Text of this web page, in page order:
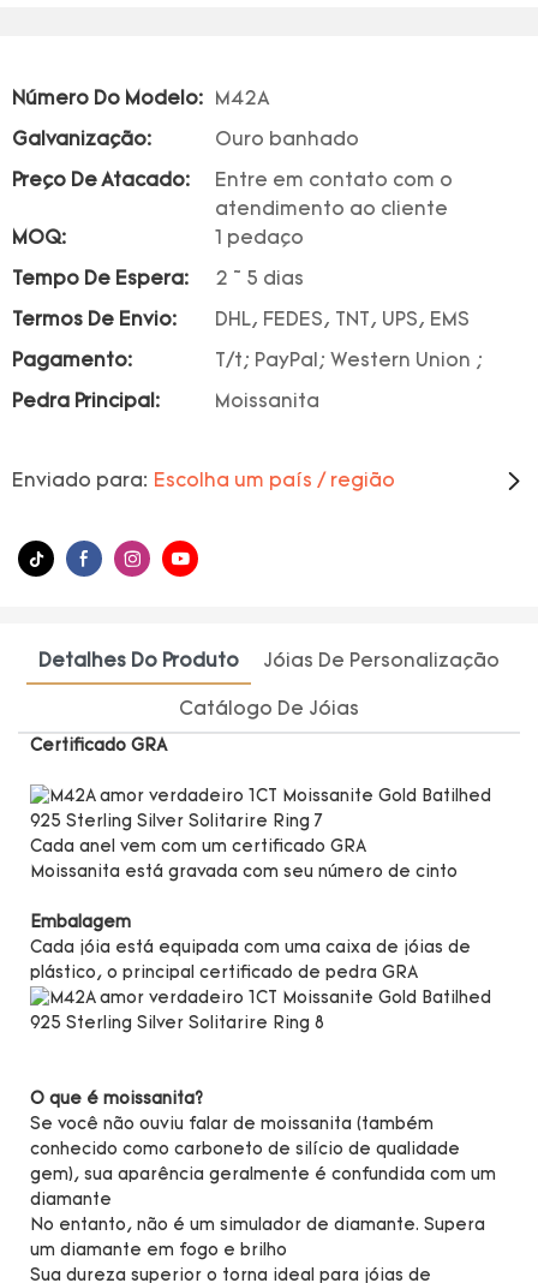
Número Do Modelo: M42A
Galvanização: Ouro banhado
Preço De Atacado:
Entre em contato com o
atendimento ao cliente
MOQ:
1 pedaço
Tempo De Espera: 2 ~ 5 dias
Termos De Envio: DHL, FEDES, TNT, UPS, EMS
Pagamento: T/t; PayPal; Western Union ;
Pedra Principal: Moissanita
Enviado para: Escolha um país / região
Detalhes Do Produto Jóias De Personalização
Catálogo De Jóias
Certificado GRA
Cada anel vem com um certificado GRA
Moissanita está gravada com seu número de cinto
Embalagem
Cada jóia está equipada com uma caixa de jóias de
plástico, o principal certificado de pedra GRA
O que é moissanita?
Se você não ouviu falar de moissanita (também
conhecido como carboneto de silício de qualidade
gem), sua aparência geralmente é confundida com um
diamante
No entanto, não é um simulador de diamante. Supera
um diamante em fogo e brilho
Sua dureza superior o torna ideal para jóias de